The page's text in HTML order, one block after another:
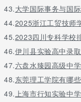
43.大学国际事务与国
44.2025浙江工贸技师
45.2023四川专科学校
46.伊川县实验高中录
47.六盘水臻园高级中
48.东莞理工学院有哪
49.上海市行知实验中